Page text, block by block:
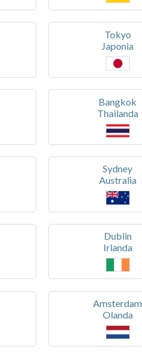
Tokyo
Japonia
Bangkok
Thailanda
Sydney
Australia
Dublin
Irlanda
Amsterdam
Olanda